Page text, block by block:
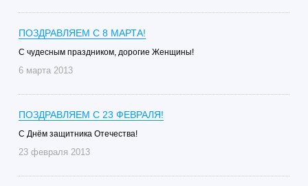
ПОЗДРАВЛЯЕМ С 8 МАРТА!
С чудесным праздником, дорогие Женщины!
6 марта 2013
ПОЗДРАВЛЯЕМ С 23 ФЕВРАЛЯ!
C Днём защитника Отечества!
23 февраля 2013